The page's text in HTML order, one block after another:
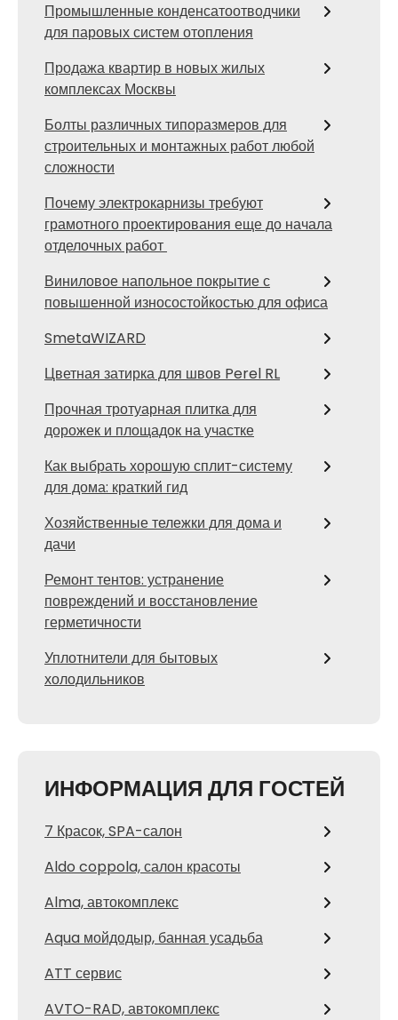
Промышленные конденсатоотводчики
для паровых систем отопления
Продажа квартир в новых жилых
комплексах Москвы
Болты различных типоразмеров для
строительных и монтажных работ любой
сложности
Почему электрокарнизы требуют
грамотного проектирования еще до начала
отделочных работ
Виниловое напольное покрытие с
повышенной износостойкостью для офиса
SmetaWIZARD
Цветная затирка для швов Perel RL
Прочная тротуарная плитка для
дорожек и площадок на участке
Как выбрать хорошую сплит-систему
для дома: краткий гид
Хозяйственные тележки для дома и
дачи
Ремонт тентов: устранение
повреждений и восстановление
герметичности
Уплотнители для бытовых
холодильников
ИНФОРМАЦИЯ ДЛЯ ГОСТЕЙ
7 Красок, SPA-салон
Aldo coppola, салон красоты
Alma, автокомплекс
Aqua мойдодыр, банная усадьба
ATT сервис
AVTO-RAD, автокомплекс